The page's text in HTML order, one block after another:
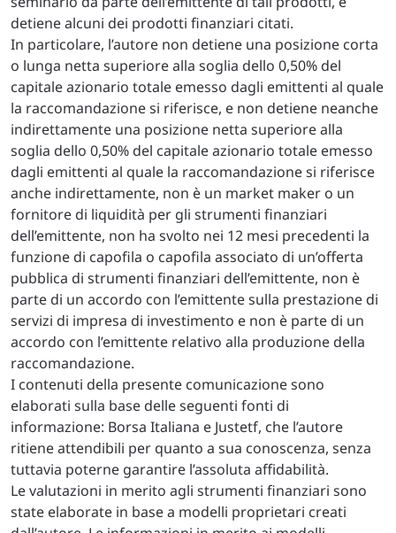
detiene alcuni dei prodotti finanziari citati.
In particolare, l’autore non detiene una posizione corta
o lunga netta superiore alla soglia dello 0,50% del
capitale azionario totale emesso dagli emittenti al quale
la raccomandazione si riferisce, e non detiene neanche
indirettamente una posizione netta superiore alla
soglia dello 0,50% del capitale azionario totale emesso
dagli emittenti al quale la raccomandazione si riferisce
anche indirettamente, non è un market maker o un
fornitore di liquidità per gli strumenti finanziari
dell’emittente, non ha svolto nei 12 mesi precedenti la
funzione di capofila o capofila associato di un’offerta
pubblica di strumenti finanziari dell’emittente, non è
parte di un accordo con l’emittente sulla prestazione di
servizi di impresa di investimento e non è parte di un
accordo con l’emittente relativo alla produzione della
raccomandazione.
I contenuti della presente comunicazione sono
elaborati sulla base delle seguenti fonti di
informazione: Borsa Italiana e Justetf, che l’autore
ritiene attendibili per quanto a sua conoscenza, senza
tuttavia poterne garantire l’assoluta affidabilità.
Le valutazioni in merito agli strumenti finanziari sono
state elaborate in base a modelli proprietari creati